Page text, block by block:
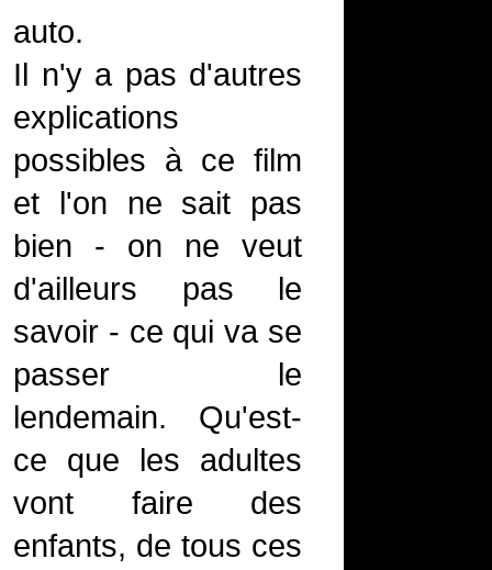
auto.
Il n'y a pas d'autres
explications
possibles à ce film
et l'on ne sait pas
bien - on ne veut
d'ailleurs pas le
savoir - ce qui va se
passer le
lendemain. Qu'est-
ce que les adultes
vont faire des
enfants, de tous ces